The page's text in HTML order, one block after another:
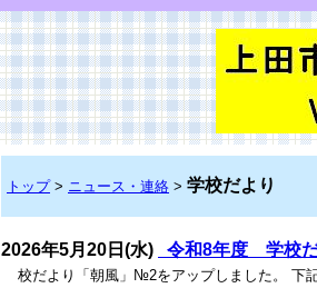
トップ> ニュース・連絡 > 学校だより
2026年5月20日(水) 令和8年度 学校
校だより「朝風」№2をアップしました。